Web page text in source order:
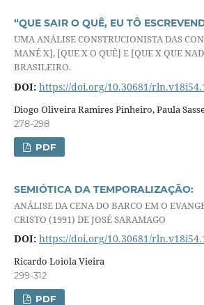
“QUE SAIR O QUÊ, EU TÔ
UMA ANÁLISE CONSTRUCIONISTA DAS
MANÉ X], [QUE X O QUÊ] E [QUE X QUE
BRASILEIRO.
DOI: https://doi.org/10.30681/
Diogo Oliveira Ramires Pinheiro, Paula
278-298
PDF
SEMIÓTICA DA TEMPORALIZAÇÃO:
ANÁLISE DA CENA DO BARCO EM O
CRISTO (1991) DE JOSÉ SARAMAGO
DOI: https://doi.org/10.30681/
Ricardo Loiola Vieira
299-312
PDF